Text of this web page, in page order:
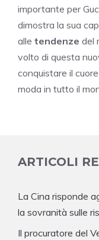
importante per
dimostra la sua
alle tendenze del
volto di questa
conquistare il
moda in tutto il
ARTICOLI
La Cina risponde
la sovranità sulle
Il procuratore del